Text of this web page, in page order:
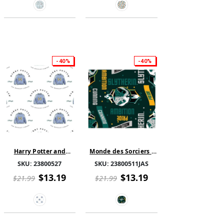
-40%
Harry Potter and
Collection - Chandail à
l'aquarelle - Blanc
SKU:23800527
$21.99 $13.19
-40%
Monde des Sorciers -
Vert
SKU:23800511JAS
$21.99 $13.19